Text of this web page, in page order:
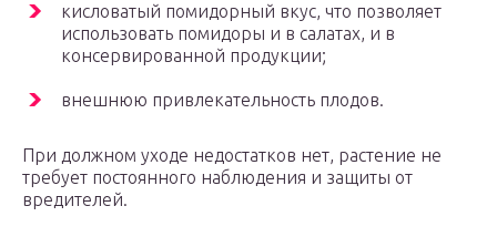
кисловатый помидорный вкус, что позволяет
использовать помидоры и в салатах, и в
консервированной продукции;
внешнюю привлекательность плодов.
При должном уходе недостатков нет, растение не
требует постоянного наблюдения и защиты от
вредителей.